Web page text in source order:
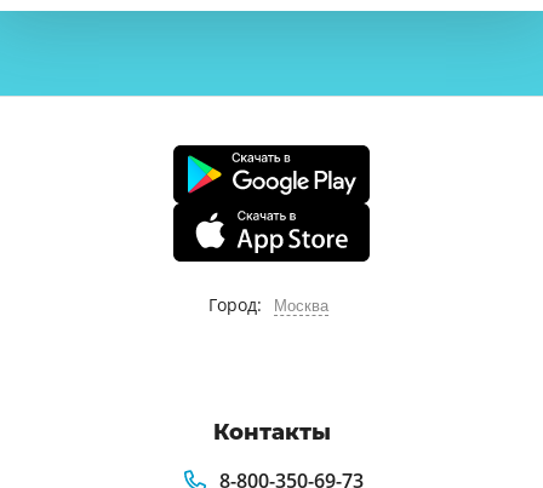
Город: Москва
Контакты
8-800-350-69-73